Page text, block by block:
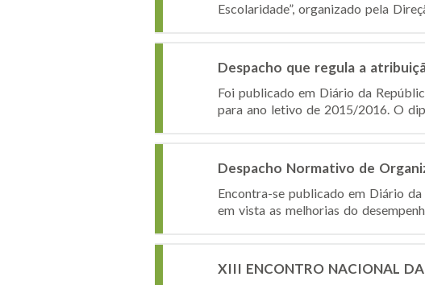
Escolaridade”, organizado pela
Despacho que regula a
Foi publicado em Diário da
para ano letivo de 2015/2016. O
Despacho Normativo de
Encontra-se publicado em Diário
em vista as melhorias do
XIII ENCONTRO NACIONAL